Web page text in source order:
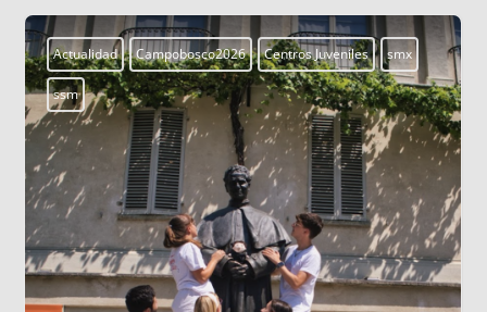
Actualidad Campobosco2026 Centros Juveniles smx
ssm